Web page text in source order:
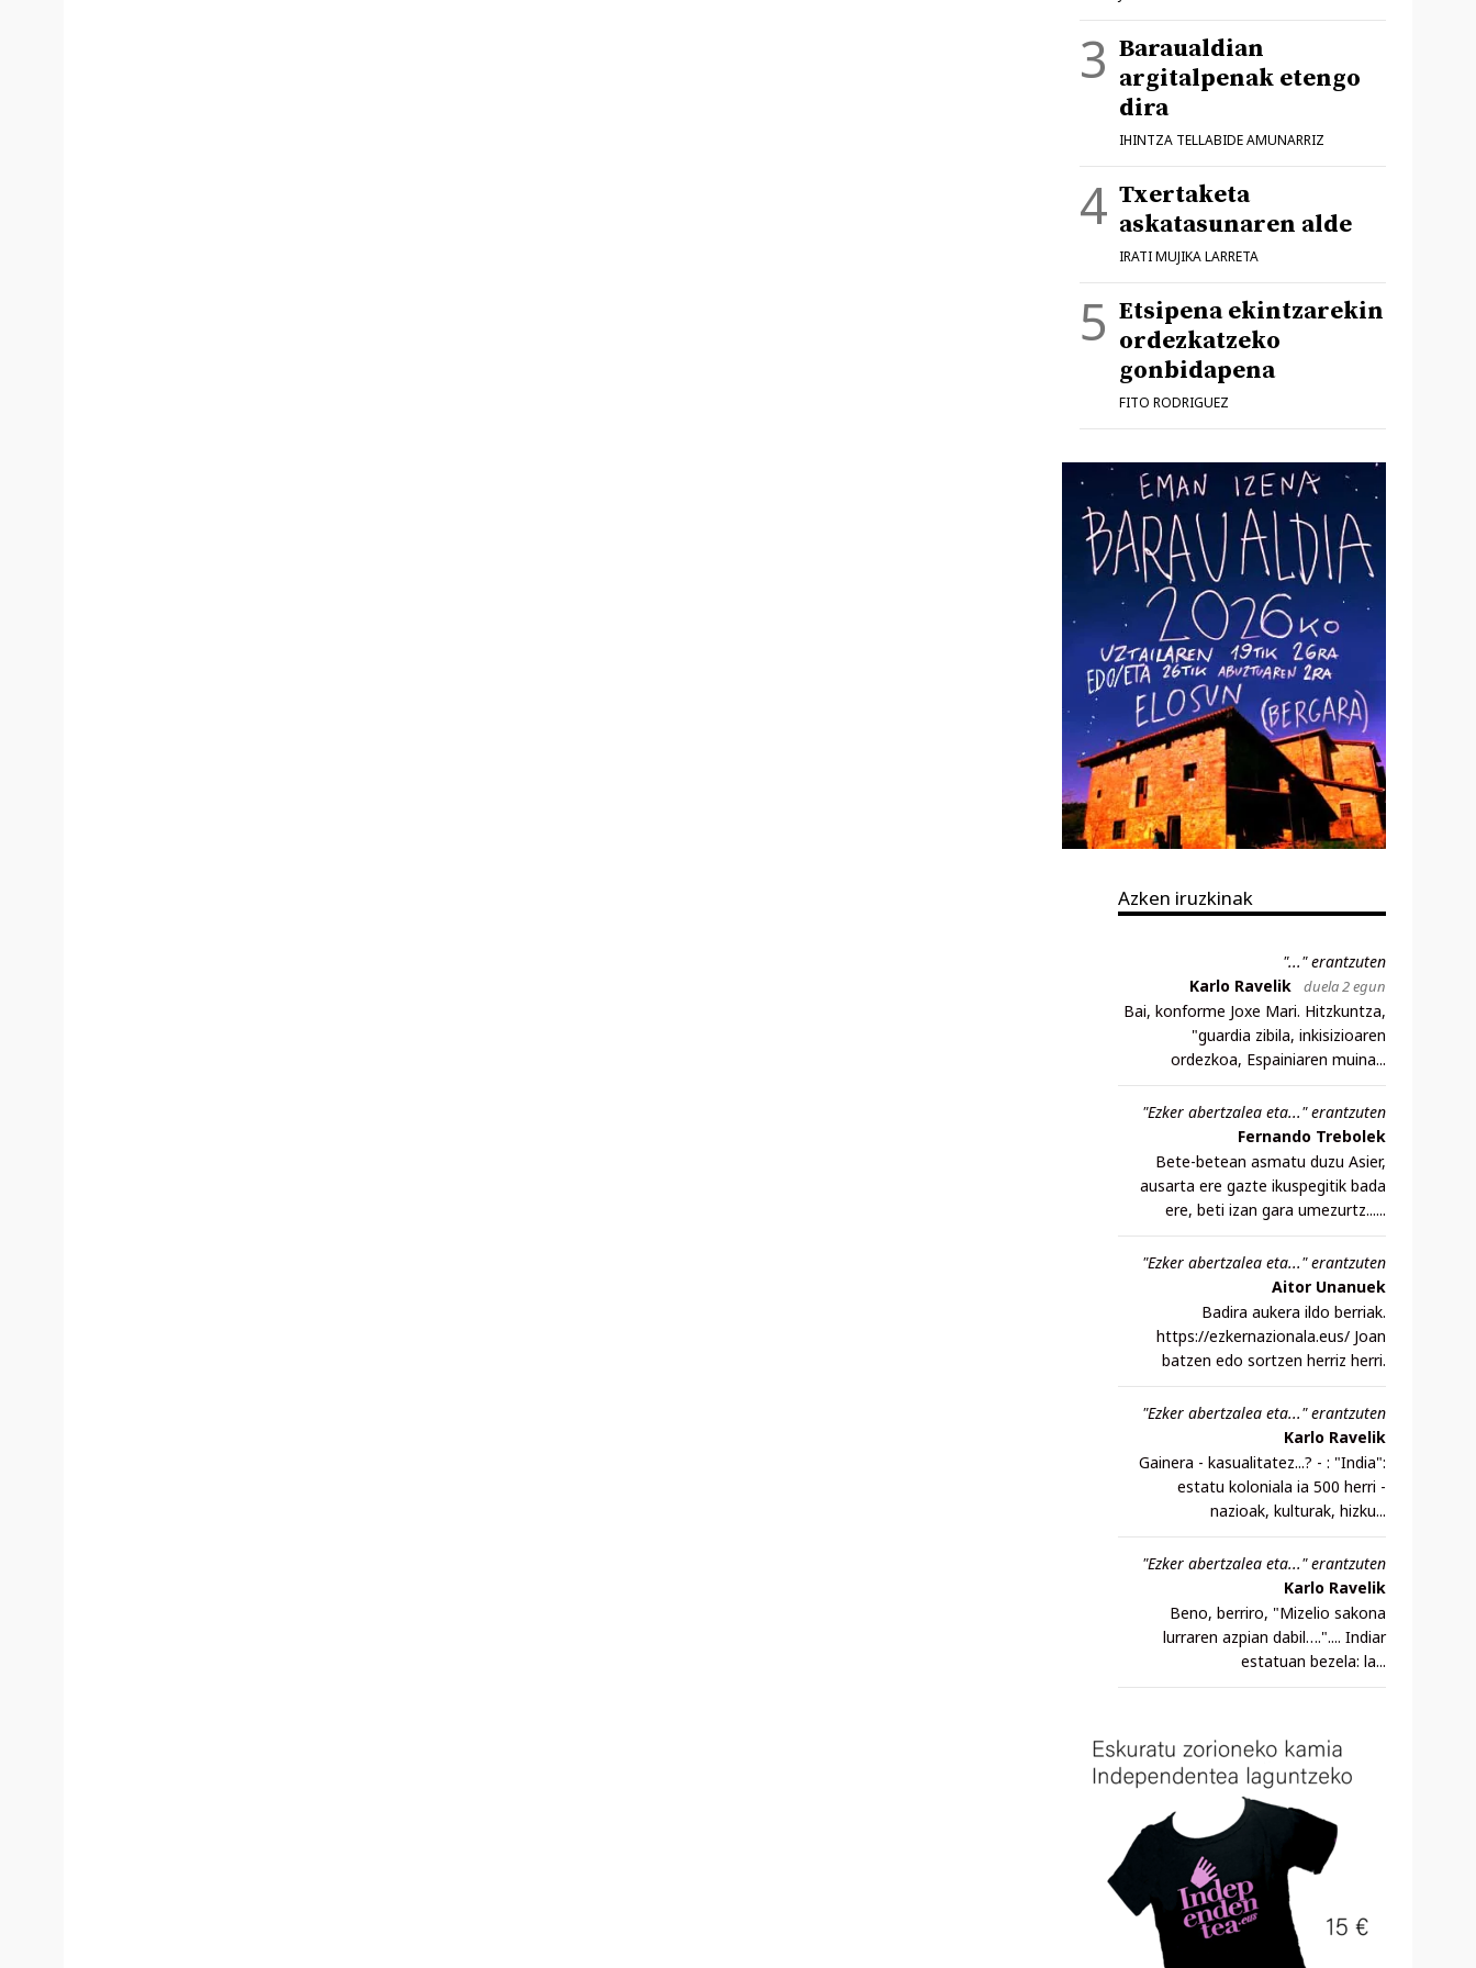
Baraualdian
argitalpenak etengo
dira
IHINTZA TELLABIDE AMUNARRIZ
Txertaketa
askatasunaren alde
IRATI MUJIKA LARRETA
Etsipena ekintzarekin
ordezkatzeko
gonbidapena
FITO RODRIGUEZ
Azken iruzkinak
"..." erantzuten
Karlo Ravelik
duela 2 egun
Bai, konforme Joxe Mari. Hitzkuntza,
"guardia zibila, inkisizioaren
ordezkoa, Espainiaren muina...
"Ezker abertzalea eta..." erantzuten
Fernando Trebolek
Bete-betean asmatu duzu Asier,
ausarta ere gazte ikuspegitik bada
ere, beti izan gara umezurtz......
"Ezker abertzalea eta..." erantzuten
Aitor Unanuek
Badira aukera ildo berriak.
https://ezkernazionala.eus/ Joan
batzen edo sortzen herriz herri.
"Ezker abertzalea eta..." erantzuten
Karlo Ravelik
Gainera - kasualitatez...? - : "India":
estatu koloniala ia 500 herri -
nazioak, kulturak, hizku...
"Ezker abertzalea eta..." erantzuten
Karlo Ravelik
Beno, berriro, "Mizelio sakona
lurraren azpian dabil….".... Indiar
estatuan bezela: la...